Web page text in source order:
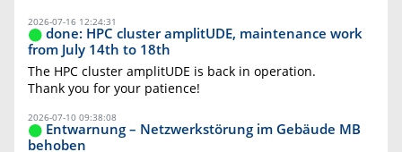
2026-07-16 12:24:31
done: HPC cluster amplitUDE, maintenance work
from July 14th to 18th
The HPC cluster amplitUDE is back in operation.
Thank you for your patience!
2026-07-10 09:38:08
Entwarnung – Netzwerkstörung im Gebäude MB
behoben